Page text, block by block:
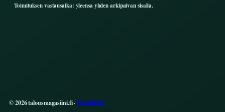
Toimituksen vastausaika: yleensa yhden arkipaivan sisalla.
© 2026 talousmagasiini.fi ·WorldRSS